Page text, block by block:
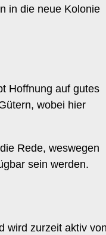
in die neue Kolonie
Hoffnung auf gutes
wobei hier
Rede, weswegen
sein werden.
wird zurzeit aktiv von